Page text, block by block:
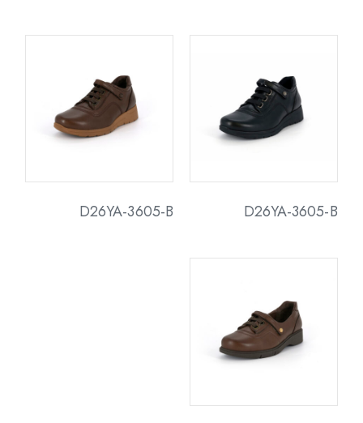
D26YA-3605-B
D26YA-3605-B